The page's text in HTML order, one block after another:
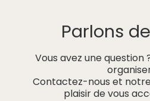
Parlons
Vous avez une question
Contactez-nous et
plaisir de vous